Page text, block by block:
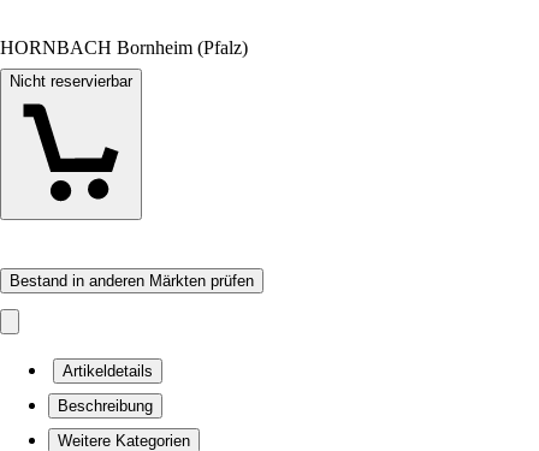
HORNBACH Bornheim (Pfalz)
Nicht reservierbar
Bestand in anderen Märkten prüfen
Artikeldetails
Beschreibung
Weitere Kategorien